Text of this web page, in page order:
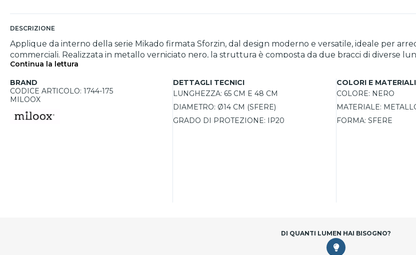
DESCRIZIONE
Applique da interno della serie Mikado firmata Sforzin, dal design moderno e versatile, ideale per
commerciali. Realizzata in metallo verniciato nero, la struttura è composta da due bracci di diverse
personalizzare il design in tre configurazioni diverse, adattandolo al proprio stile. I diffusori sferici in
garantiscono un’illuminazione uniforme e morbida, perfetta per creare un’atmosfera accogliente e
trasparente, per una resa estetica alternativa. L’attacco G9 dei portalampada supporta lampadine
lunga durata.
Continua la lettura
BRAND
CODICE ARTICOLO: 1744-175
MILOOX
DETTAGLI TECNICI
LUNGHEZZA: 65 CM E 48 CM
DIAMETRO: Ø14 CM (SFERE)
GRADO DI PROTEZIONE: IP20
COLORI E MATERIALI
COLORE: NERO
MATERIALE:
FORMA: SFERE
DI QUANTI LUMEN HAI BISOGNO?